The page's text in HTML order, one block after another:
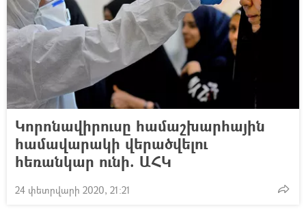
Կորոնավիրուսը համաշխարհային
համավարակի վերածվելու
հեռանկար ունի. ԱՀԿ
24 փետրվարի 2020, 21:21